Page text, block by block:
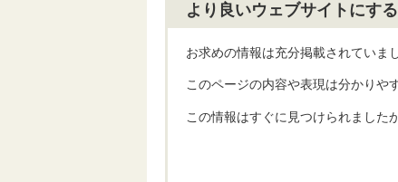
より良いウェブサイトにす
お求めの情報は充分掲載されていま
このページの内容や表現は分かりや
この情報はすぐに見つけられました